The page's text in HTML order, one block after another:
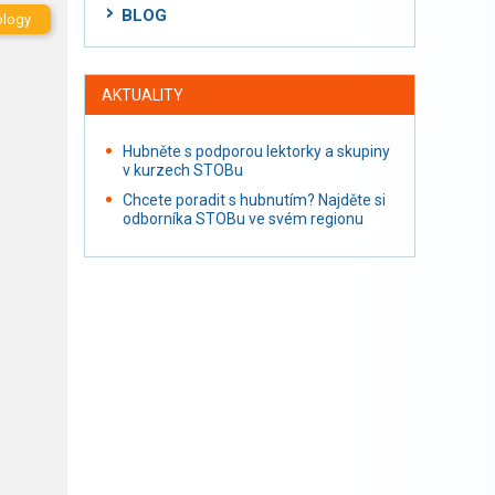
BLOG
AKTUALITY
Hubněte s podporou lektorky a skupiny
v kurzech STOBu
Chcete poradit s hubnutím? Najděte si
odborníka STOBu ve svém regionu